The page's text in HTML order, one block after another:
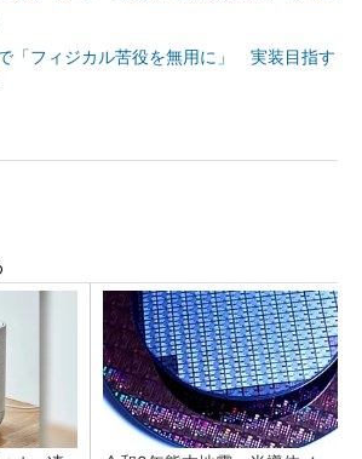
「フィジカル苦役を無用に」 実装目指す